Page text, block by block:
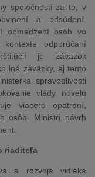
spoločnosti za to, v
a odsúdení.
obmedzení osôb vo
odporúčaní
je záväzok
iné záväzky, aj tento
spravodlivosti
vlády novelu
viacero opatrení,
osôb. Ministri návrh
riaditeľa
a rozvoja vidieka